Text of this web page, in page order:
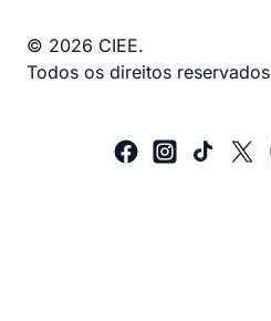
© 2026 CIEE.
Todos os direitos reservados